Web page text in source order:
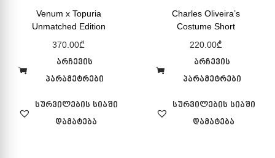
Venum x Topuria
Unmatched Edition
370.00₾
არჩევის
პარამეტრები
სურვილების სიაში
დამატება
Charles Oliveira’s
Costume Short
220.00₾
არჩევის
პარამეტრები
სურვილების სიაში
დამატება